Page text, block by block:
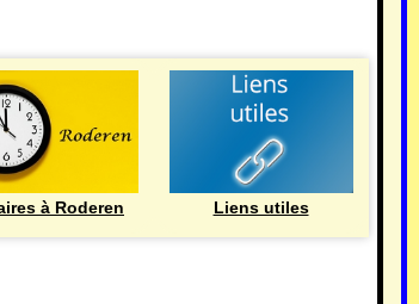
à Roderen Liens utiles